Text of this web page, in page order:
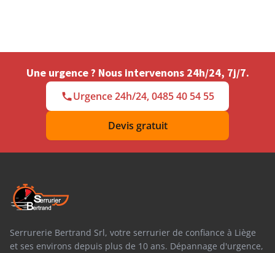
Une urgence ? Nous intervenons 24h/24, 7j/7.
Urgence 24h/24, 0485 40 54 55
Devis gratuit
Serrurerie Bertrand Srl, votre serrurier de confiance à Liège
et ses environs depuis plus de 10 ans. Dépannage d'urgence,